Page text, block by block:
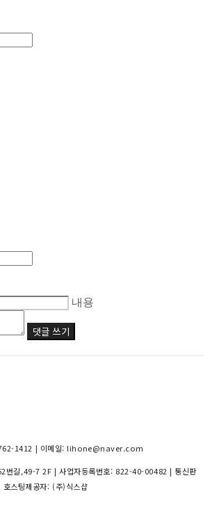
내용
댓글 쓰기
1412 | 이메일: lihone@naver.com
번길,49-7 2F | 사업자등록번호: 822-40-00482 | 통신판
호스팅제공자: (주)식스샵